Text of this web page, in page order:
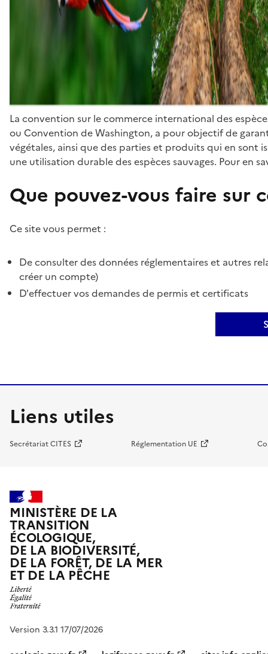
La convention sur le commerce international des
ou Convention de Washington, a pour objectif de
végétales, ainsi que des parties et produits qui en sont
une utilisation durable des espèces sauvages. Pour en
Que pouvez-vous faire sur
Ce site vous permet :
De consulter des données réglementaires et autres
créer un compte)
D'effectuer vos demandes de permis et certificats
Liens utiles
Secrétariat CITES Réglementation UE
MINISTÈRE DE LA
TRANSITION
ÉCOLOGIQUE,
DE LA BIODIVERSITÉ,
DE LA FORÊT, DE LA MER
ET DE LA PÊCHE
Version 3.3.1 17/07/2026